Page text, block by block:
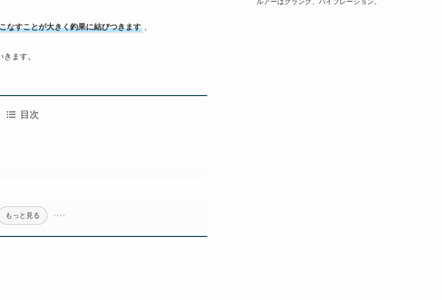
なすことが大きく釣果に結びつきます 。
ます。
目次
もっと見る